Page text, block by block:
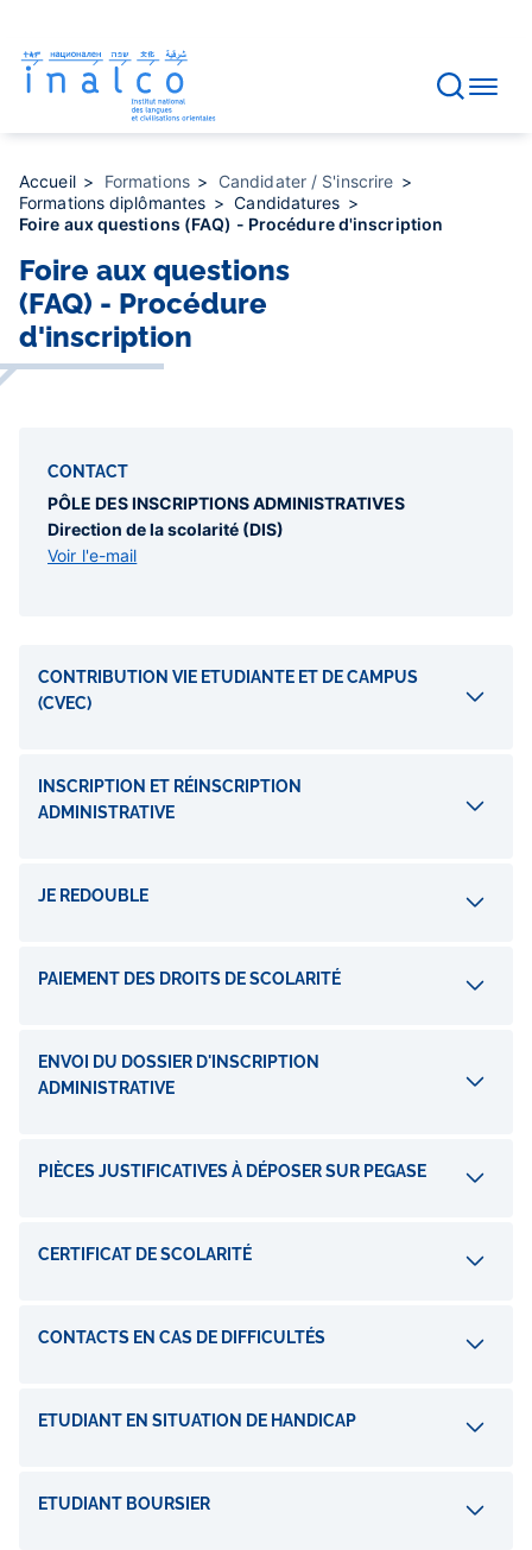
contenu
principal
Accueil Formations
Candidater / S'inscrire
Formations diplômantes
Candidatures
Foire aux questions (FAQ) - Procédure d'inscription
Foire aux questions
(FAQ) - Procédure
d'inscription
CONTACT
PÔLE DES INSCRIPTIONS ADMINISTRATIVES
Direction de la scolarité (DIS)
Voir l'e-mail
CONTRIBUTION VIE ETUDIANTE ET DE CAMPUS
(CVEC)
INSCRIPTION ET RÉINSCRIPTION
ADMINISTRATIVE
JE REDOUBLE
PAIEMENT DES DROITS DE SCOLARITÉ
ENVOI DU DOSSIER D'INSCRIPTION
ADMINISTRATIVE
PIÈCES JUSTIFICATIVES À DÉPOSER SUR PEGASE
CERTIFICAT DE SCOLARITÉ
CONTACTS EN CAS DE DIFFICULTÉS
ETUDIANT EN SITUATION DE HANDICAP
ETUDIANT BOURSIER